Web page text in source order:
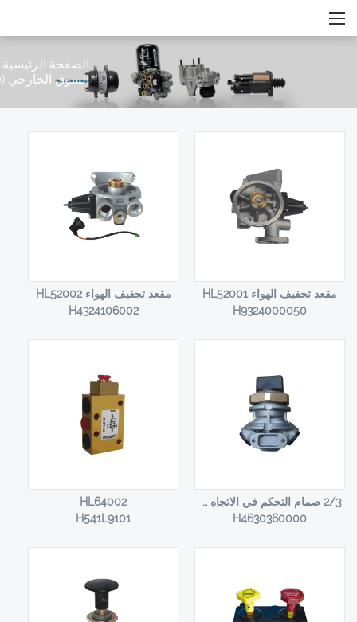
الصفحة الرئيسية
السوق الخارجي (Page 20)
مقعد تجفيف الهواء HL52001
H9324000050
مقعد تجفيف الهواء HL52002
H4324106002
2/3 صمام التحكم في الاتجاه HL64001
H4630360000
HL64002
H541L9101